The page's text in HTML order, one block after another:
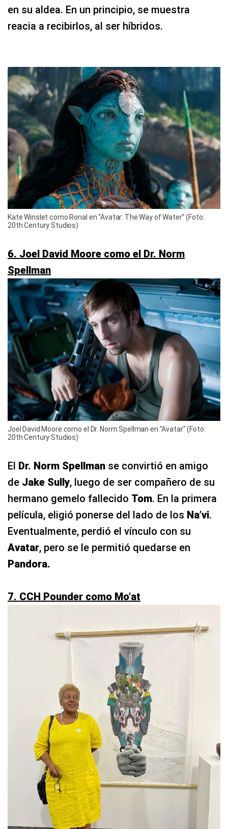
en su aldea. En un principio, se muestra
reacia a recibirlos, al ser híbridos.
Kate Winslet como Ronal en “Avatar: The Way of Water” (Foto:
20th Century Studios)
6. Joel David Moore como el Dr. Norm
Spellman
Joel David Moore como el Dr. Norm Spellman en "Avatar" (Foto:
20th Century Studios)
El Dr. Norm Spellman se convirtió en amigo
de Jake Sully, luego de ser compañero de su
hermano gemelo fallecido Tom. En la primera
película, eligió ponerse del lado de los Na’vi.
Eventualmente, perdió el vínculo con su
Avatar, pero se le permitió quedarse en
Pandora.
7. CCH Pounder como Mo’at